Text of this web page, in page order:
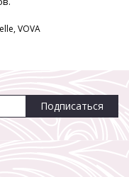
VOVA
Подписаться